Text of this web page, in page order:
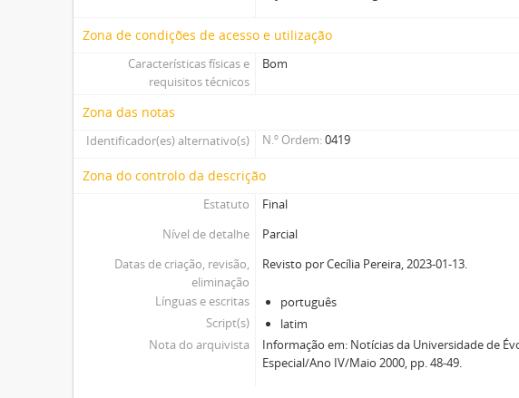
Zona de condições de acesso e utilização
Características físicas e
requisitos técnicos
Bom
Zona das notas
Identificador(es) alternativo(s) N.º Ordem 0419
Zona do controlo da descrição
Estatuto
Final
Nível de detalhe
Parcial
Datas de criação, revisão,
eliminação
Revisto por Cecília Pereira, 2023-01-13.
Línguas e escritas
português
Script(s)
latim
Nota do arquivista
Informação em: Notícias da Universidade de
Especial/Ano IV/Maio 2000, pp. 48-49.